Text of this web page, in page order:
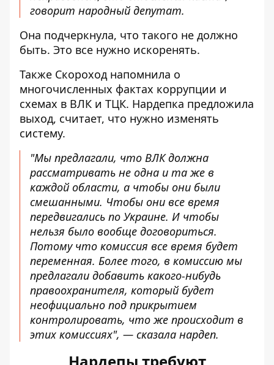
говорит народный депутат.
Она подчеркнула, что такого не должно
быть. Это все нужно искоренять.
Также Скороход напомнила о
многочисленных фактах коррупции и
схемах в ВЛК и ТЦК. Нардепка предложила
выход, считает, что нужно изменять
систему.
"Мы предлагали, что ВЛК должна
рассматривать не одна и та же в
каждой области, а чтобы они были
смешанными. Чтобы они все время
передвигались по Украине. И чтобы
нельзя было вообще договориться.
Потому что комиссия все время будет
переменная. Более того, в комиссию мы
предлагали добавить какого-нибудь
правоохранителя, который будет
неофициально под прикрытием
контролировать, что же происходит в
этих комиссиях", — сказала нардеп.